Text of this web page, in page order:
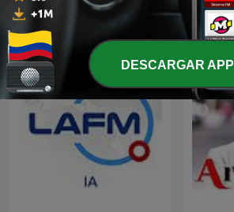
Vélez
DESCARGAR APP